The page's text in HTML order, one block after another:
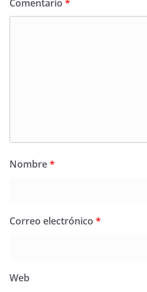
Comentario *
Nombre*
Correo electrónico *
Web